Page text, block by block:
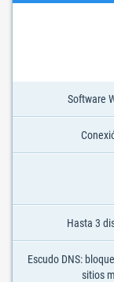
Software
Hasta 3
Escudo DNS:
sitios